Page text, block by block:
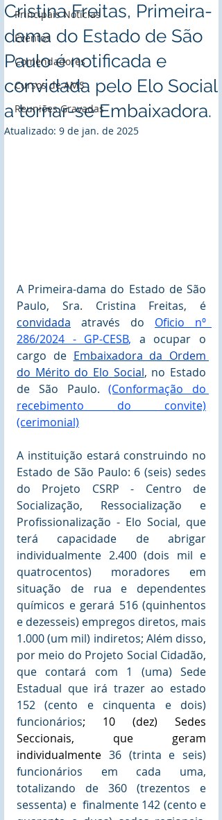
Principais Notícias
Eventos
Comendadores
Cursos de AMS
Reuniões Gravadas
Cristina Freitas, Primeira-
dama do Estado de São
Paulo é notificada e
convidada pelo Elo Social
a tornar-se Embaixadora.
Atualizado: 9 de jan. de 2025
A Primeira-dama do Estado de São
convidada
através do Oficio nº
286/2024 - GP-CESB, a ocupar o
cargo de Embaixadora da Ordem
do Mérito do Elo Social, no Estado
de São Paulo. (Conformação do
recebimento do convite)
(cerimonial)
A instituição estará construindo no
Estado de São Paulo: 6 (seis) sedes
do Projeto CSRP - Centro de
Socialização, Ressocialização e
Profissionalização - Elo Social, que
terá capacidade de abrigar
individualmente 2.400 (dois mil e
quatrocentos) moradores em
situação de rua e dependentes
químicos e gerará 516 (quinhentos
e dezesseis) empregos diretos, mais
1.000 (um mil) indiretos; Além disso,
por meio do Projeto Social Cidadão,
que contará com 1 (uma) Sede
152 (cento e cinquenta e dois)
funcionários; 10 (dez) Sedes
Seccionais, que geram
individualmente 36 (trinta e seis)
funcionários em cada uma,
totalizando de 360 (trezentos e
sessenta) e  finalmente 142 (cento e